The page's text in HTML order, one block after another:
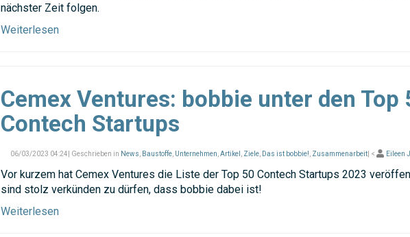
nächster Zeit folgen.
Weiterlesen
Cemex Ventures: bobbie unter den Top
Contech Startups
06/03/2023 04:24| Geschrieben in News Baustoffe Unternehmen Artikel Ziele Das ist bobbie! Zusammenarbeit | < Eileen
Vor kurzem hat Cemex Ventures die Liste der Top 50 Contech Startups 2023
sind stolz verkünden zu dürfen, dass bobbie dabei ist!
Weiterlesen